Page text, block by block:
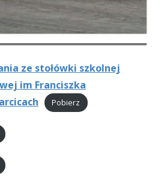
ze stołówki szkolnej
im Franciszka
Pobierz